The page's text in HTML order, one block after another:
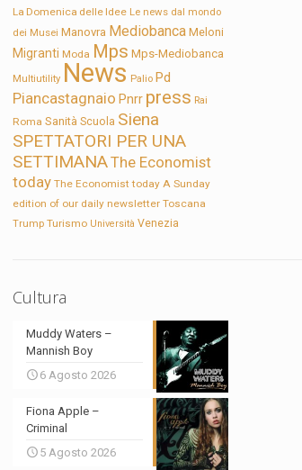
La Domenica delle Idee Le news dal mondo
dei Musei Manovra Mediobanca Meloni
Migranti Moda Mps Mps-Mediobanca
Multiutility News Palio Pd
Piancastagnaio Pnrr press Rai
Roma Sanità Scuola Siena
SPETTATORI PER UNA
SETTIMANAThe Economist
today The Economist today A Sunday
edition of our daily newsletter Toscana
Trump Turismo Università Venezia
Cultura
Muddy Waters –
Mannish Boy
6 Agosto 2026
Fiona Apple –
Criminal
5 Agosto 2026